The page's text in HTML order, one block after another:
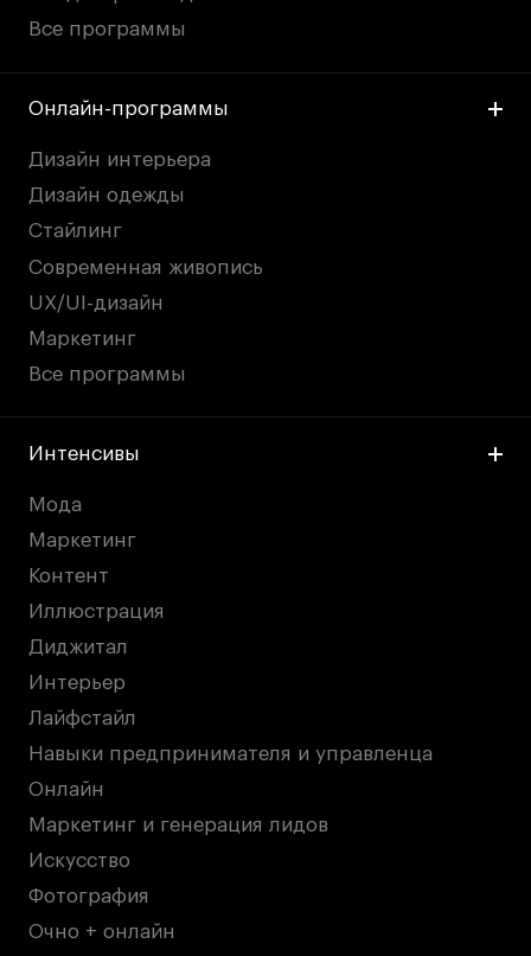
Все программы
Онлайн-программы
Дизайн интерьера
Дизайн одежды
Стайлинг
Современная живопись
UX/UI-дизайн
Маркетинг
Все программы
Интенсивы
Мода
Маркетинг
Контент
Иллюстрация
Диджитал
Интерьер
Лайфстайл
Навыки предпринимателя и управленца
Онлайн
Маркетинг и генерация лидов
Искусство
Фотография
Очно + онлайн